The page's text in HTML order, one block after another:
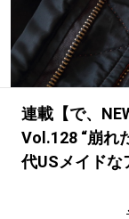
#Commune H
#ととけん
#LIFESTYLE
#SPORTS
連載【で、
Vol.128 “崩れ
代USメイドな